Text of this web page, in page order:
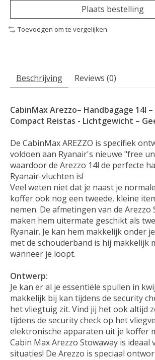
Plaats bestelling
Toevoegen om te vergelijken
Beschrijving Reviews (0)
CabinMax Arezzo– Handbagage 14l
Compact Reistas - Lichtgewicht –
De CabinMax AREZZO is specifiek
voldoen aan Ryanair's nieuwe "free
waardoor de Arezzo 14l de perfecte
Ryanair-vluchten is!
Veel weten niet dat je naast je
koffer ook nog een tweede, kleine
nemen. De afmetingen van de Arezzo
maken hem uitermate geschikt als
Ryanair. Je kan hem makkelijk onder
met de schouderband is hij makkelijk
wanneer je loopt.
Ontwerp:
Je kan er al je essentiële spullen in
makkelijk bij kan tijdens de security
het vliegtuig zit. Vind jij het ook altijd
tijdens de security check op het
elektronische apparaten uit je koffer
Cabin Max Arezzo Stowaway is ideaal
situaties! De Arezzo is speciaal